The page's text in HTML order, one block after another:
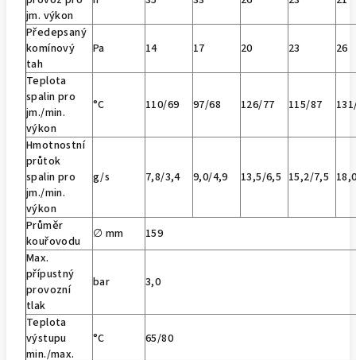
jm. výkon
Předepsaný
komínový
tah
Pa 14 17 20 23 26
Teplota
spalin pro
jm./min.
výkon
°C 110/69 97/68 126/77 115/87
Hmotnostní
průtok
spalin pro
jm./min.
výkon
g/s 7,8/3,4 9,0/4,9 13,5/6,5 15,2/7,5
Průměr
kouřovodu
∅ mm
159
Max.
přípustný
provozní
tlak
bar 3,0
Teplota
výstupu
min./max.
°C 65/80